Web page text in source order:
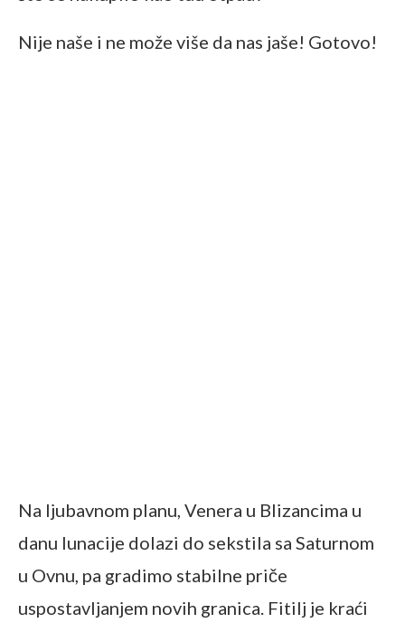
Nije naše i ne može više da nas jaše! Gotovo!
Na ljubavnom planu, Venera u Blizancima u
danu lunacije dolazi do sekstila sa Saturnom
u Ovnu, pa gradimo stabilne priče
uspostavljanjem novih granica. Fitilj je kraći